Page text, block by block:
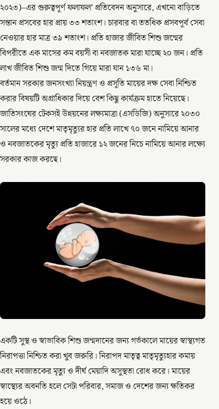
২০২৩)–এর গুরুত্বপূর্ণ ফলাফল’ প্রতিবেদন অনুসারে, এখনো বাড়িতে
সন্তান প্রসবের হার প্রায় ৩৩ শতাংশ। চারবার বা ততধিক প্রসবপূর্ব সেবা
নেওয়ার হার মাত্র ৩৯ শতাংশ। প্রতি হাজার জীবিত শিশু জন্মের
বিপরীতে এক মাসের কম বয়সী বা নবজাতক মারা যাচ্ছে ২০ জন। প্রতি
লাখ জীবিত শিশু জন্ম দিতে গিয়ে মারা যান ১৩৬ মা।
বর্তমান সরকার জনসংখ্যা নিয়ন্ত্রণ ও প্রসূতি মায়ের দক্ষ সেবা নিশ্চিত
করার বিষয়টি অগ্রাধিকার দিয়ে বেশ কিছু কার্যক্রম হাতে নিয়েছে।
জাতিসংঘের টেকসই উন্নয়নের লক্ষ্যমাত্রা (এসডিজি) অনুসারে ২০৩০
সালের মধ্যে দেশে মাতৃমৃত্যুর হার প্রতি লাখে ৭০ জনে নামিয়ে আনার
ও নবজাতকের মৃত্যু প্রতি হাজারে ১২ জনের নিচে নামিয়ে আনার লক্ষ্যে
সরকার কাজ করছে।
একটি সুস্থ ও স্বাভাবিক শিশু জন্মদানের জন্য গর্ভকালে মায়ের স্বাস্থ্যগত
নিরাপত্তা নিশ্চিত করা খুব জরুরি। নিরাপদ মাতৃত্ব মাতৃমৃত্যুহার কমায়
এবং নবজাতকের মৃত্যু ও দীর্ঘ মেয়াদি অসুস্থতা রোধ করে। মায়ের
স্বাস্থ্যের অবনতি হলে সেটা পরিবার, সমাজ ও দেশের জন্য ক্ষতিকর
হয়ে ওঠে।